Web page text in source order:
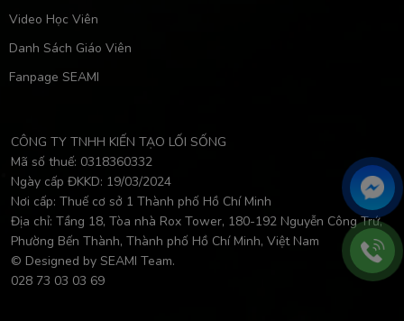
Video Học Viên
Danh Sách Giáo Viên
Fanpage SEAMI
CÔNG TY TNHH KIẾN TẠO LỐI SỐNG
Mã số thuế: 0318360332
Ngày cấp ĐKKD: 19/03/2024
Nơi cấp: Thuế cơ sở 1 Thành phố Hồ Chí Minh
Địa chỉ: Tầng 18, Tòa nhà Rox Tower, 180-192 Nguyễn Công Trứ,
Phường Bến Thành, Thành phố Hồ Chí Minh, Việt Nam
© Designed by SEAMI Team.
028 73 03 03 69